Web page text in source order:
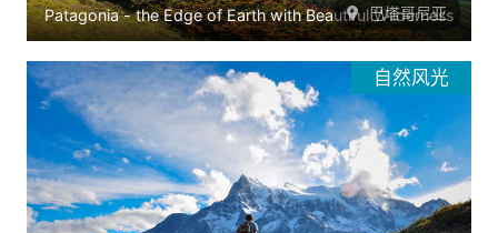
Patagonia - the Edge of Earth with Beautiful Wilderness
巴塔哥尼亚
自然风光